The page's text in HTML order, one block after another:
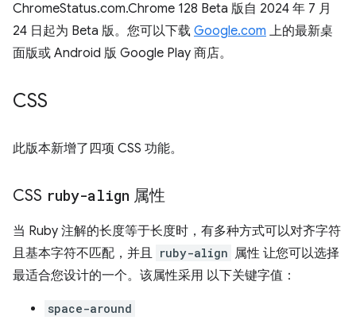
ChromeStatus.com.Chrome 128 Beta 版自 2024 年 7 月
24 日起为 Beta 版。您可以下载 Google.com 上的最新桌
面版或 Android 版 Google Play 商店。
CSS
此版本新增了四项 CSS 功能。
CSS ruby-align 属性
当 Ruby 注解的长度等于长度时，有多种方式可以对齐字符
且基本字符不匹配，并且 ruby-align 属性 让您可以选择
最适合您设计的一个。该属性采用 以下关键字值：
space-around